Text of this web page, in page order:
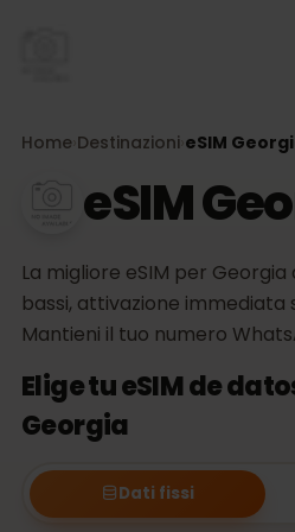
Home Destinazioni eSIM
eSIM
La migliore eSIM per Georgia
bassi, attivazione immediata
Mantieni il tuo numero
Elige tu eSIM de
Georgia
Dati fissi